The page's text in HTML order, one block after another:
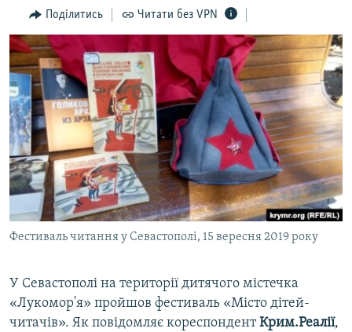
Перейти
до
пошуку
ПОГЛЯД
ІНТЕРВ'Ю
ВСЕ ЗА ДЕНЬ
СПЕЦПРОЕКТИ
ДЕПОРТАЦІЯ
ВІДЕОУРОКИ «ELIFBE»
СВІДЧЕННЯ ОКУПАЦІЇ
УКРАЇНСЬКА ПРОБЛЕМА КРИМУ
ІНФОГРАФІКА
ЯК ОБІЙТИ БЛОКУВАННЯ
Русский
Qırımtatar
ДОЛУЧАЙСЯ!
Усі сайти RFE/RL
Поділитись Читати без VPN
Фестиваль читання у Севастополі, 15 вересня 2019 року
У Севастополі на території дитячого містечка
«Лукомор'я» пройшов фестиваль «Місто дітей-
читачів». Як повідомляє кореспондентКрим.Реалії,